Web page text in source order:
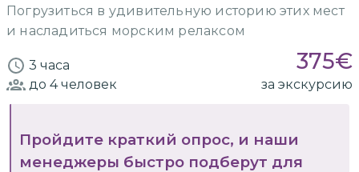
Погрузиться в удивительную историю этих мест
и насладиться морским релаксом
3 часа 375€
до 4человек за экскурсию
Пройдите краткий опрос, и наши
менеджеры быстро подберут для